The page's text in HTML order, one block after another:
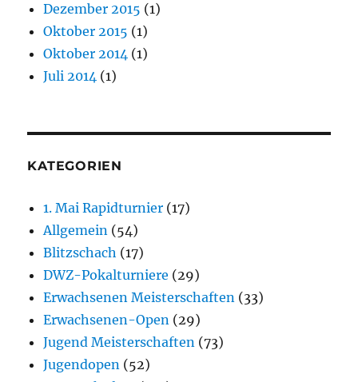
Dezember 2015 (1)
Oktober 2015 (1)
Oktober 2014 (1)
Juli 2014 (1)
KATEGORIEN
1. Mai Rapidturnier (17)
Allgemein (54)
Blitzschach (17)
DWZ-Pokalturniere (29)
Erwachsenen Meisterschaften (33)
Erwachsenen-Open (29)
Jugend Meisterschaften (73)
Jugendopen (52)